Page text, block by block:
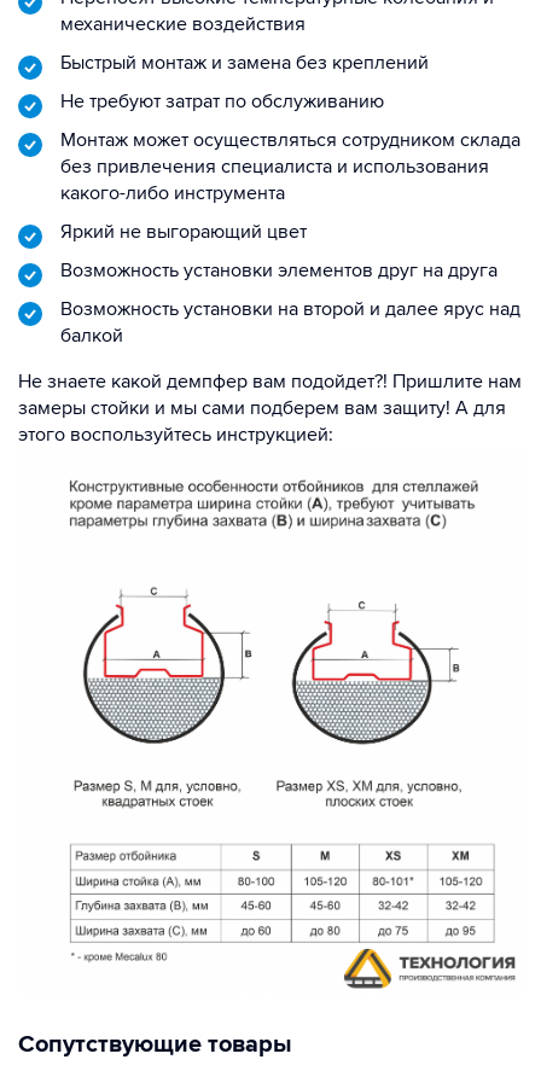
механические воздействия
Быстрый монтаж и замена без креплений
Не требуют затрат по обслуживанию
Монтаж может осуществляться сотрудником склада
без привлечения специалиста и использования
какого-либо инструмента
Яркий не выгорающий цвет
Возможность установки элементов друг на друга
Возможность установки на второй и далее ярус над
балкой
Не знаете какой демпфер вам подойдет?! Пришлите нам
замеры стойки и мы сами подберем вам защиту! А для
этого воспользуйтесь инструкцией:
Сопутствующие товары